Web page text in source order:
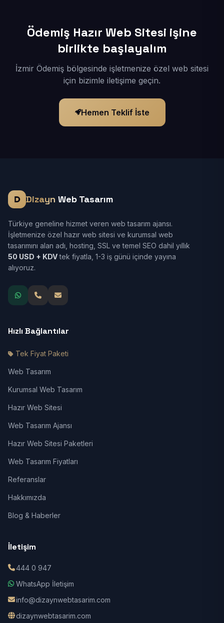
Ödemiş Hazır Web Sitesi işine
birlikte başlayalım
İzmir Ödemiş bölgesinde işletmenize özel web sitesi
için bizimle iletişime geçin.
Hemen Teklif İste
Dizayn Web Tasarım
Türkiye geneline hizmet veren web tasarım ajansı.
İşletmenize özel hazır web sitesi ve kurumsal web
tasarımını alan adı, hosting, SSL ve temel SEO dahil yıllık
50 USD + KDVtek fiyatla, 1-3 iş günü içinde yayına
alıyoruz.
Hızlı Bağlantılar
Tek Fiyat Paketi
Web Tasarım
Kurumsal Web Tasarım
Hazır Web Sitesi
Web Tasarım Ajansı
Hazır Web Sitesi Paketleri
Web Tasarım Fiyatları
Referanslar
Hakkımızda
Blog & Haberler
İletişim
444 0 947
WhatsApp İletişim
info@dizaynwebtasarim.com
dizaynwebtasarim.com